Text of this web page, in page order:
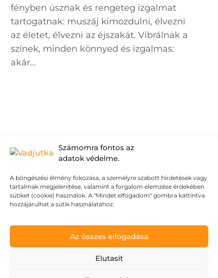
Számomra fontos az
adatok védelme.
A böngészési élmény fokozása, a személyre szabott hirdetések vagy
tartalmak megjelenítése, valamint a forgalom elemzése érdekében
sütiket (cookie) használok. A "Mindet elfogadom" gombra kattintva
hozzájárulhat a sütik használatához.
Az összes elfogadása
Elutasít
fényben úsznak és rengeteg izgalmat
tartogatnak: muszáj kimozdulni, élvezni
az életet, élvezni az éjszakát. Vibrálnak a
színek, minden könnyed és izgalmas:
akár...